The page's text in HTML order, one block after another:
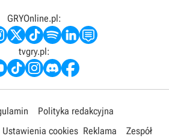
GRYOnline.pl:
tvgry.pl:
Polityka redakcyjna
Ustawienia cookies Reklama
Zespół